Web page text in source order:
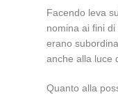
Facendo leva
nomina ai fini di
erano
anche alla luce
Quanto alla